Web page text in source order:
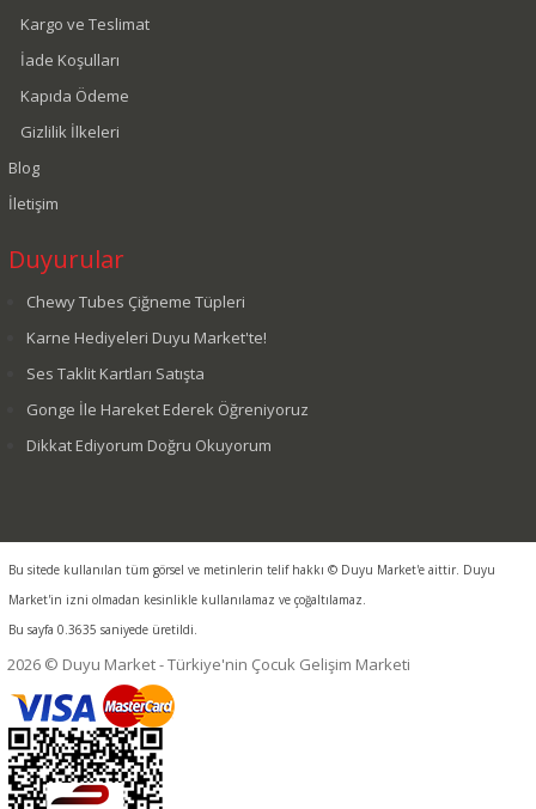
Kargo ve Teslimat
İade Koşulları
Kapıda Ödeme
Gizlilik İlkeleri
Blog
İletişim
Duyurular
Chewy Tubes Çiğneme Tüpleri
Karne Hediyeleri Duyu Market'te!
Ses Taklit Kartları Satışta
Gonge İle Hareket Ederek Öğreniyoruz
Dikkat Ediyorum Doğru Okuyorum
Bu sitede kullanılan tüm görsel ve metinlerin telif hakkı © Duyu Market'e aittir. Duyu
Market'in izni olmadan kesinlikle kullanılamaz ve çoğaltılamaz.
Bu sayfa 0.3635 saniyede üretildi.
2026 © Duyu Market - Türkiye'nin Çocuk Gelişim Marketi